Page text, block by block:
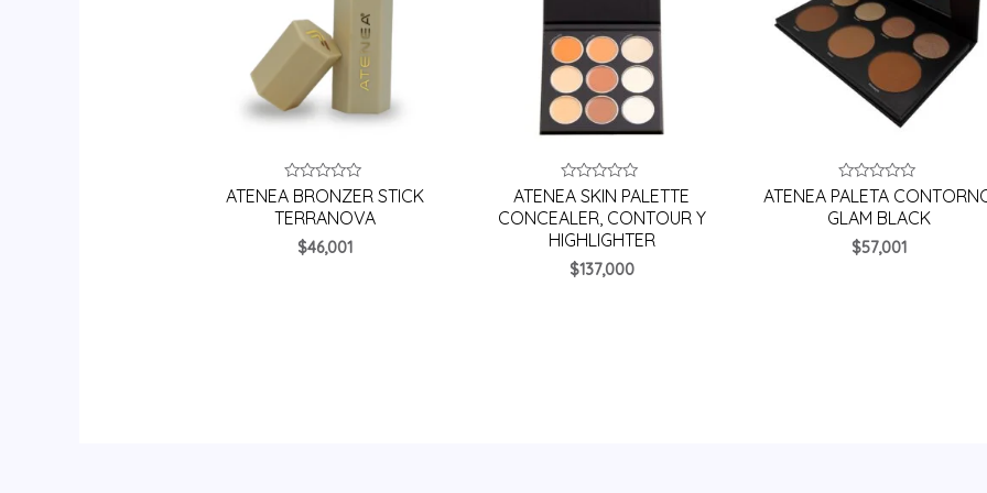
Valorado
en
0
ATENEA BRONZER STICK
TERRANOVA
$46,001
Valorado
en
0
de
5
ATENEA SKIN PALETTE
CONCEALER, CONTOUR Y
HIGHLIGHTER
$137,000
Valorado
en
0
ATENEA PALETA
GLAM BLACK
$57,001